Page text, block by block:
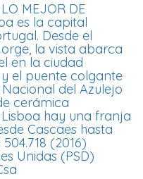
MEJOR DE
es la capital
Desde el
la vista abarca
en la ciudad
el puente colgante
del Azulejo
cerámica
hay una franja
Cascaes hasta
(2016)
Unidas (PSD)